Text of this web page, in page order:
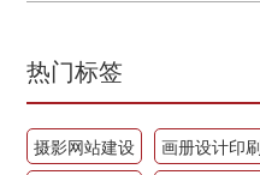
热门标签
摄影网站建设 画册设计印刷